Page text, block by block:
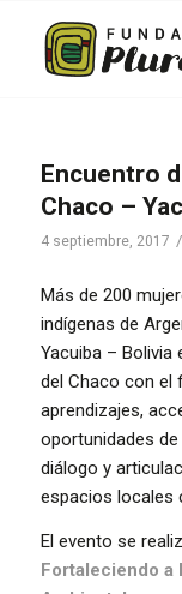
Encuentro
Chaco –
4 septiembre, 2017 /
Más de 200
indígenas de
Yacuiba – Bolivia
del Chaco con el
aprendizajes,
oportunidades
diálogo y
espacios locales
El evento se
Fortaleciendo a